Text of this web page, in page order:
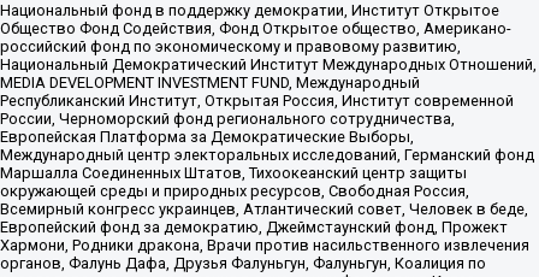
Национальный фонд в поддержку демократии, Институт Открытое
Общество Фонд Содействия, Фонд Открытое общество, Американо-
российский фонд по экономическому и правовому развитию,
Национальный Демократический Институт Международных Отношений,
MEDIA DEVELOPMENT INVESTMENT FUND, Международный
Республиканский Институт, Открытая Россия, Институт современной
России, Черноморский фонд регионального сотрудничества,
Европейская Платформа за Демократические Выборы,
Международный центр электоральных исследований, Германский фонд
Маршалла Соединенных Штатов, Тихоокеанский центр защиты
окружающей среды и природных ресурсов, Свободная Россия,
Всемирный конгресс украинцев, Атлантический совет, Человек в беде,
Европейский фонд за демократию, Джеймстаунский фонд, Прожект
Хармони, Родники дракона, Врачи против насильственного извлечения
органов, Фалунь Дафа, Друзья Фалуньгун, Фалуньгун, Коалиция по